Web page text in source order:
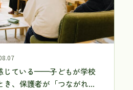
じている——子どもが学校
き、保護者が「つながれる